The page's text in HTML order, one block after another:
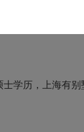
士学历，上海有别